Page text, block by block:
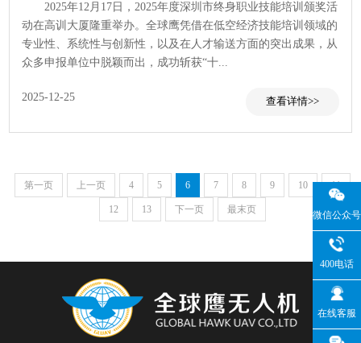
2025年12月17日，2025年度深圳市终身职业技能培训颁奖活
动在高训大厦隆重举办。全球鹰凭借在低空经济技能培训领域的
专业性、系统性与创新性，以及在人才输送方面的突出成果，从
众多申报单位中脱颖而出，成功斩获“十...
2025-12-25
第一页 上一页 4 5 6 7 8 9 10 11
12 13 下一页 最末页 微信公众号
400电话
在线客服